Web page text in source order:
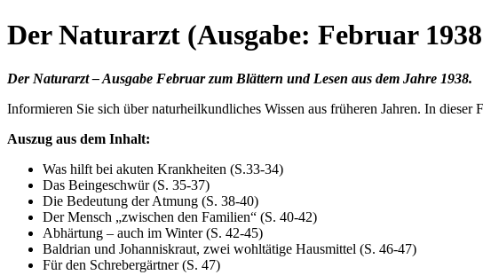
Der Naturarzt (Ausgabe: Februar
Der Naturarzt – Ausgabe Februar zum Blättern und Lesen aus dem Jahre 1938.
Informieren Sie sich über naturheilkundliches Wissen aus früheren Jahren. In
Auszug aus dem Inhalt:
Was hilft bei akuten Krankheiten (S.33-34)
Das Beingeschwür (S. 35-37)
Die Bedeutung der Atmung (S. 38-40)
Der Mensch „zwischen den Familien“ (S. 40-42)
Abhärtung – auch im Winter (S. 42-45)
Baldrian und Johanniskraut, zwei wohltätige Hausmittel (S. 46-47)
Für den Schrebergärtner (S. 47)